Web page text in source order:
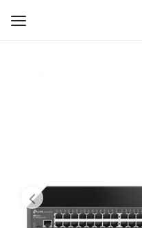
Прочее
Избранное